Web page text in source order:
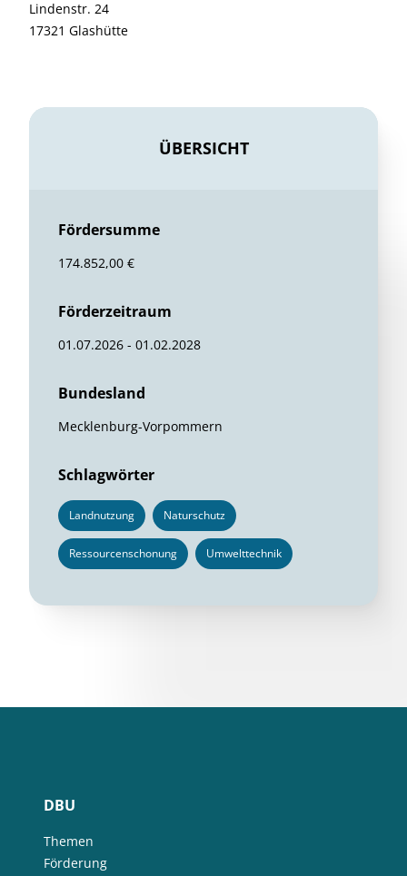
Lindenstr. 24
17321 Glashütte
ÜBERSICHT
Fördersumme
174.852,00 €
Förderzeitraum
01.07.2026 - 01.02.2028
Bundesland
Mecklenburg-Vorpommern
Schlagwörter
Landnutzung Naturschutz
Ressourcenschonung Umwelttechnik
DBU
Themen
Förderung